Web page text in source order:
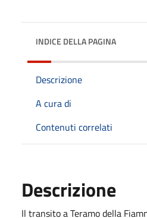
INDICE DELLA PAGINA
Descrizione
A cura di
Contenuti correlati
Descrizione
Il transito a Teramo della